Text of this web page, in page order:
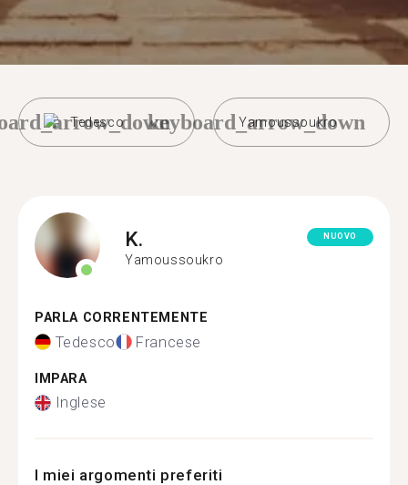
Tedesco Yamoussoukro
keyboard_arrow_down
K.
Yamoussoukro
NUOVO
PARLA CORRENTEMENTE
Tedesco Francese
IMPARA
Inglese
I miei argomenti preferiti